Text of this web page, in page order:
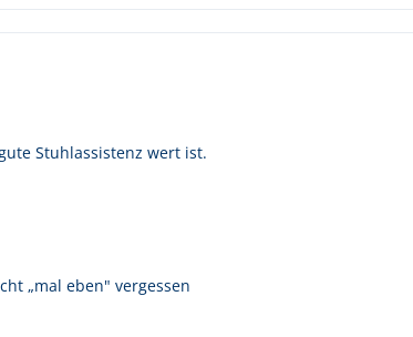
Stuhlassistenz wert ist.
„mal eben" vergessen